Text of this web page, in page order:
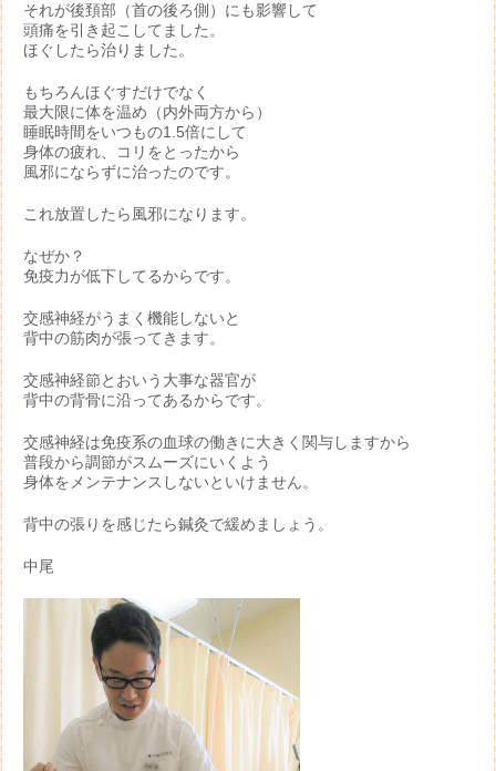
それが後頚部（首の後ろ側）にも影響して
頭痛を引き起こしてました。
ほぐしたら治りました。
もちろんほぐすだけでなく
最大限に体を温め（内外両方から）
睡眠時間をいつもの1.5倍にして
身体の疲れ、コリをとったから
風邪にならずに治ったのです。
これ放置したら風邪になります。
なぜか？
免疫力が低下してるからです。
交感神経がうまく機能しないと
背中の筋肉が張ってきます。
交感神経節とおいう大事な器官が
背中の背骨に沿ってあるからです。
交感神経は免疫系の血球の働きに大きく関与しますから
普段から調節がスムーズにいくよう
身体をメンテナンスしないといけません。
背中の張りを感じたら鍼灸で緩めましょう。
中尾